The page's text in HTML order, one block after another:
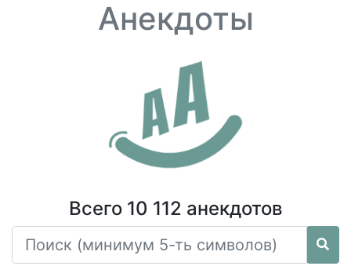
Анекдоты
Всего 10 112 анекдотов